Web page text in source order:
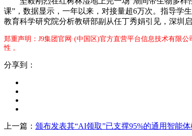
课”，数据显示，一年以来，对接量超6万次。指导学
教育科学研究院分析教研部副从任丁秀娟引见，深圳
郑重声明：J9集团官网·(中国区)官方直营平台信息技术有限
性 。
分享到：
上一篇： 颁布发表其“AI领取”已支撑95%的通用智能体